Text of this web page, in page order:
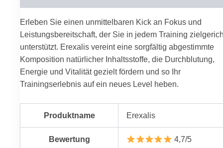
Erleben Sie einen unmittelbaren Kick an Fokus und
Leistungsbereitschaft, der Sie in jedem Training
unterstützt. Erexalis vereint eine sorgfältig abgestimmte
Komposition natürlicher Inhaltsstoffe, die Durchblutung,
Energie und Vitalität gezielt fördern und so Ihr
Trainingserlebnis auf ein neues Level heben.
Produktname Erexalis
Bewertung 4,7/5